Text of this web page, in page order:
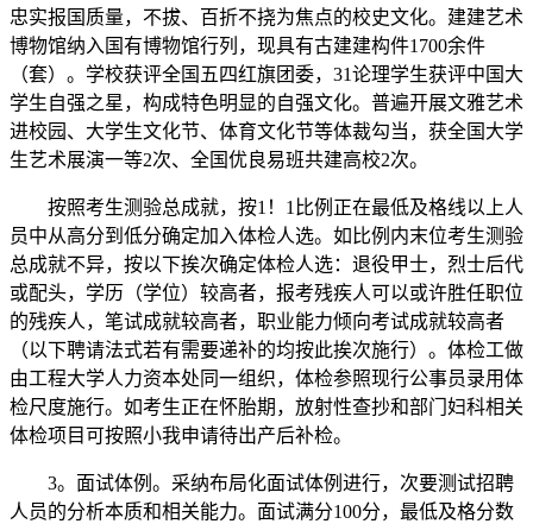
忠实报国质量，不拔、百折不挠为焦点的校史文化。建建艺术
博物馆纳入国有博物馆行列，现具有古建建构件1700余件
（套）。学校获评全国五四红旗团委，31论理学生获评中国大
学生自强之星，构成特色明显的自强文化。普遍开展文雅艺术
进校园、大学生文化节、体育文化节等体裁勾当，获全国大学
生艺术展演一等2次、全国优良易班共建高校2次。
按照考生测验总成就，按1！1比例正在最低及格线以上人
员中从高分到低分确定加入体检人选。如比例内末位考生测验
总成就不异，按以下挨次确定体检人选：退役甲士，烈士后代
或配头，学历（学位）较高者，报考残疾人可以或许胜任职位
的残疾人，笔试成就较高者，职业能力倾向考试成就较高者
（以下聘请法式若有需要递补的均按此挨次施行）。体检工做
由工程大学人力资本处同一组织，体检参照现行公事员录用体
检尺度施行。如考生正在怀胎期，放射性查抄和部门妇科相关
体检项目可按照小我申请待出产后补检。
3。面试体例。采纳布局化面试体例进行，次要测试招聘
人员的分析本质和相关能力。面试满分100分，最低及格分数